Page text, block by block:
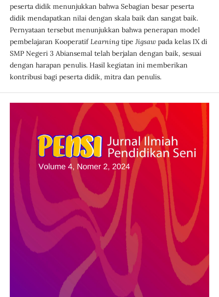
peserta didik menunjukkan bahwa Sebagian besar peserta
didik mendapatkan nilai dengan skala baik dan sangat baik.
Pernyataan tersebut menunjukkan bahwa penerapan model
pembelajaran KooperatifLearningtipe Jigsawpada kelas IX di
SMP Negeri 3 Abiansemal telah berjalan dengan baik, sesuai
dengan harapan penulis. Hasil kegiatan ini memberikan
kontribusi bagi peserta didik, mitra dan penulis.